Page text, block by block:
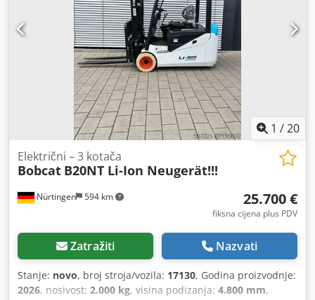
1 /20
Nürtingen 594 km
Električni – 3 kotača
Bobcat B20NT Li-Ion Neugerät!!!
25.700 €
fiksna cijena plus PDV
Zatražiti Nazvati
Stanje: novo, broj stroja/vozila: 17130, Godina proizvodnje:
2026, nosivost: 2.000 kg, visina podizanja: 4.800 mm,